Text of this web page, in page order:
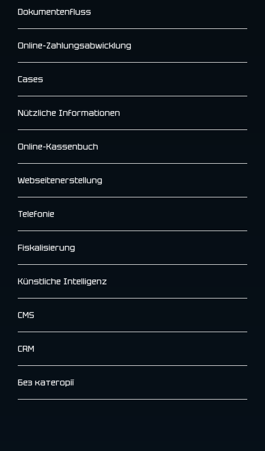
Dokumentenfluss
Online-Zahlungsabwicklung
Cases
Nützliche Informationen
Online-Kassenbuch
Webseitenerstellung
Telefonie
Fiskalisierung
Künstliche Intelligenz
CMS
CRM
Без категорії